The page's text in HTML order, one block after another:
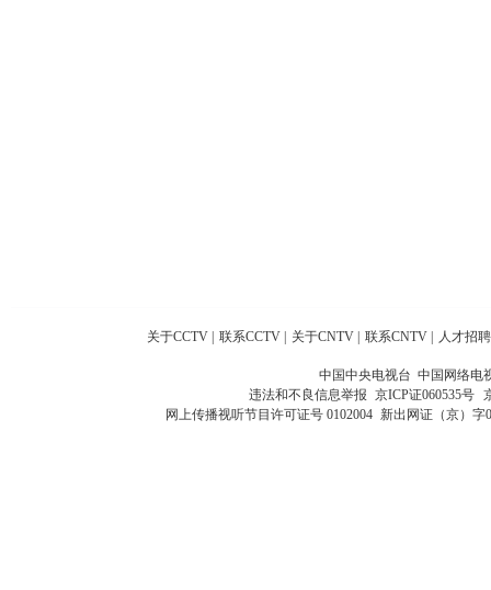
关于CCTV 联系CCTV 关于CNTV 联系CNTV 人才招聘
中国中央电视台 中国网络电
违法和不良信息举报 京ICP证060535号
网上传播视听节目许可证号 0102004 新出网证（京）